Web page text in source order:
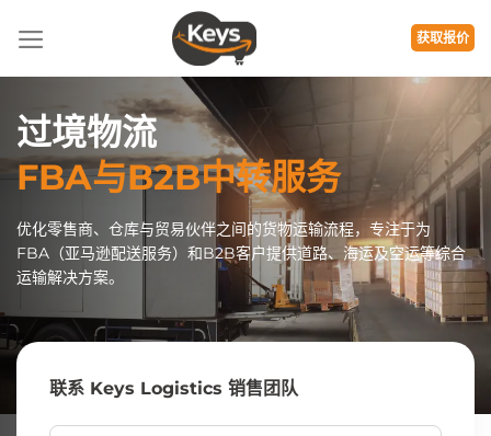
容
获取报价
过境物流
FBA与B2B中转服务
优化零售商、仓库与贸易伙伴之间的货物运输流程，专注于为
FBA（亚马逊配送服务）和B2B客户提供道路、海运及空运等综合
运输解决方案。
联系 Keys Logistics 销售团队